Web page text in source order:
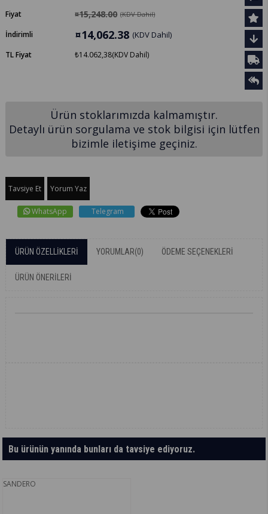
Fiyat
¤15,248.00 (KDV Dahil)
İndirimli ¤14,062.38 (KDV Dahil)
TL Fiyat ₺14.062,38(KDV Dahil)
Ürün stoklarımızda kalmamıştır.
Detaylı ürün sorgulama ve stok bilgisi için lütfen
bizimle iletişime geçiniz.
Tavsiye Et Yorum Yaz
WhatsApp Telegram
ÜRÜN ÖZELLIKLERI YORUMLAR(0) ÖDEME SEÇENEKLERI
ÜRÜN ÖNERILERI
Bu ürünün yanında bunları da tavsiye ediyoruz.
SANDERO